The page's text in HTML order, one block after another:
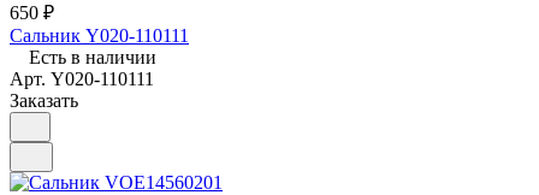
650 ₽
Сальник Y020-110111
Есть в наличии
Арт. Y020-110111
Заказать